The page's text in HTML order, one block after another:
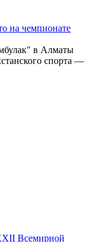
на чемпионате
в Алматы
спорта —
Всемирной